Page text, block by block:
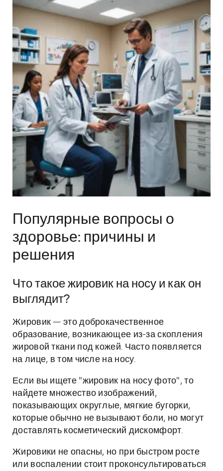
Популярные вопросы о
здоровье: причины и
решения
Что такое жировик на носу и как он
выглядит?
Жировик — это доброкачественное
образование, возникающее из-за скопления
жировой ткани под кожей. Часто появляется
на лице, в том числе на носу.
Если вы ищете "жировик на носу фото", то
найдете множество изображений,
показывающих округлые, мягкие бугорки,
которые обычно не вызывают боли, но могут
доставлять косметический дискомфорт.
Жировики не опасны, но при быстром росте
или воспалении стоит проконсультироваться